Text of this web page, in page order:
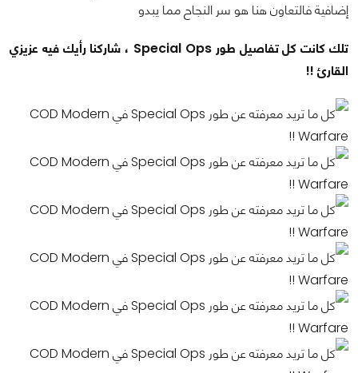
إضافية فالتعاون هنا هو سر النجاح مما يبدو
تلك كانت كل تفاصيل طور Special Ops ، شاركنا رأيك فيه عزيزي
القارئ !!